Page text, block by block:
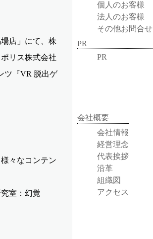
店」にて、株
リス株式会社
ツ『VR 脱出ゲ
々なコンテン
幻覚
個人のお客様
法人のお客様
その他お問合せ
PR
PR
会社概要
会社情報
経営理念
代表挨拶
沿革
組織図
アクセス